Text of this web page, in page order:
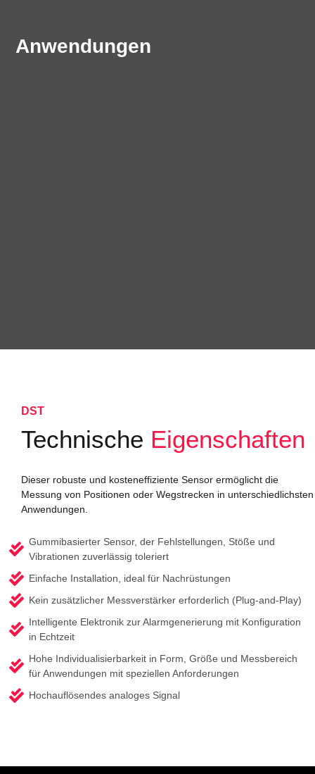
Anwendungen
DST
Technische Eigenschaften
Dieser robuste und kosteneffiziente Sensor ermöglicht die
Messung von Positionen oder Wegstrecken in unterschiedlichsten
Anwendungen.
Gummibasierter Sensor, der Fehlstellungen, Stöße und
Vibrationen zuverlässig toleriert
Einfache Installation, ideal für Nachrüstungen
Kein zusätzlicher Messverstärker erforderlich (Plug-and-Play)
Intelligente Elektronik zur Alarmgenerierung mit Konfiguration
in Echtzeit
Hohe Individualisierbarkeit in Form, Größe und Messbereich
für Anwendungen mit speziellen Anforderungen
Hochauflösendes analoges Signal